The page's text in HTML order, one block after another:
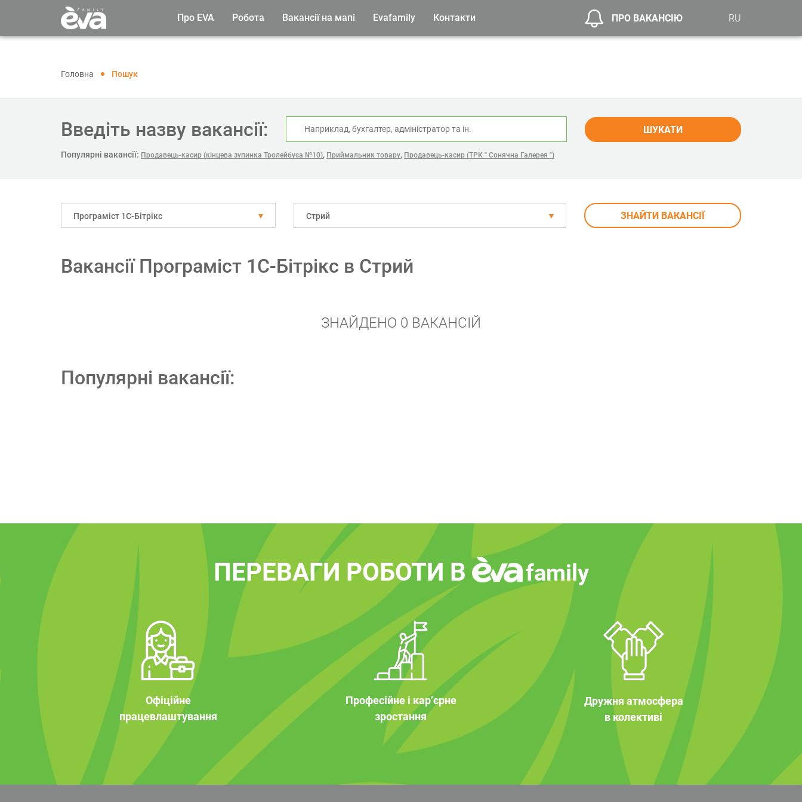
Про EVA Робота Вакансії на мапі Evafamily Контакти ПРО ВАКАНСІЮ RU
Головна Пошук
Введіть назву вакансії: ШУКАТИ
Популярні вакансії: Продавець-касир (кінцева зупинка Тролейбуса №10), Приймальник товару, Продавець-касир (ТРК " Сонячна Галерея ")
Програміст 1С-Бітрікс Стрий ЗНАЙТИ ВАКАНСІЇ
Вакансії Програміст 1С-Бітрікс в Стрий
ЗНАЙДЕНО 0 ВАКАНСІЙ
Популярні вакансії:
ПЕРЕВАГИ РОБОТИ В family
Офіційне
працевлаштування
Професійне і кар’єрне
зростання
Дружня атмосфера
в колективі